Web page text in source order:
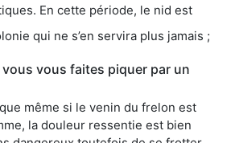
En cette période, le nid est
qui ne s’en servira plus jamais ;
vous faites piquer par un
même si le venin du frelon est
la douleur ressentie est bien